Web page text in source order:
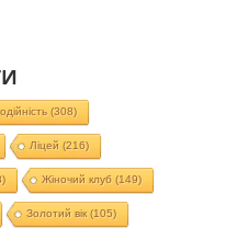
(308)
Ліцей (216)
Жіночий клуб (149)
Золотий вік(105)